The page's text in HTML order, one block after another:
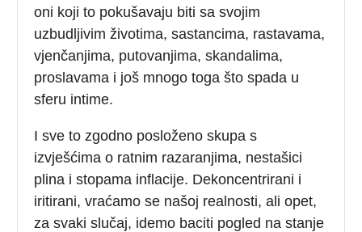
oni koji to pokušavaju biti sa svojim
uzbudljivim životima, sastancima, rastavama,
vjenčanjima, putovanjima, skandalima,
proslavama i još mnogo toga što spada u
sferu intime.
I sve to zgodno posloženo skupa s
izvješćima o ratnim razaranjima, nestašici
plina i stopama inflacije. Dekoncentrirani i
iritirani, vraćamo se našoj realnosti, ali opet,
za svaki slučaj, idemo baciti pogled na stanje